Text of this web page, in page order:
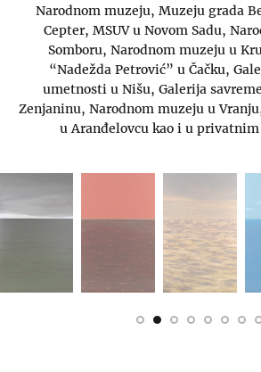
Narodnom muzeju, Muzeju grada
Cepter, MSUV u Novom Sadu,
Somboru, Narodnom muzeju u
“Nadežda Petrović” u Čačku,
umetnosti u Nišu, Galerija
Zenjaninu, Narodnom muzeju u
u Aranđelovcu kao i u